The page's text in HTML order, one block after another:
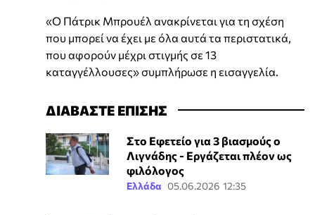
«Ο Πάτρικ Μπρουέλ ανακρίνεται για τη σχέση
που μπορεί να έχει με όλα αυτά τα περιστατικά,
που αφορούν μέχρι στιγμής σε 13
καταγγέλλουσες» συμπλήρωσε η εισαγγελία.
ΔΙΑΒΑΣΤΕ ΕΠΙΣΗΣ
Στο Εφετείο για 3 βιασμούς ο
Λιγνάδης - Εργάζεται πλέον ως
φιλόλογος
Ελλάδα 05.06.2026 12:35